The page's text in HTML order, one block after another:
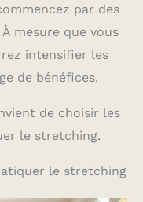
par des
mesure que vous
intensifier les
de bénéfices.
de choisir les
le stretching.
le stretching